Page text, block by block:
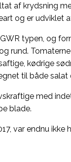
af krydsning
og er udviklet
typen, og
rund.
kødrige
til både salat
med
blade.
var endnu ikke